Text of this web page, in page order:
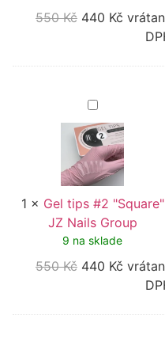
550Kč 440 Kč
Gel
tips
#2
"Square"
JZ
Nails
Group
1 × Gel tips #2 "Square"
JZ Nails Group
9 na sklade
550Kč 440 Kč